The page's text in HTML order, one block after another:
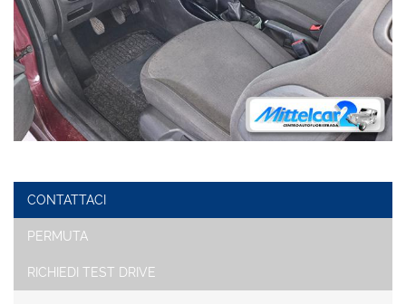
CONTATTACI
PERMUTA
RICHIEDI TEST DRIVE